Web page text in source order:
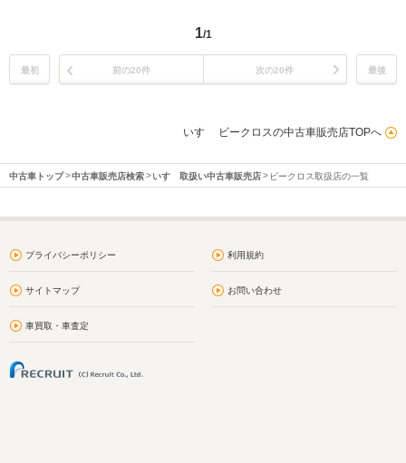
1/1
最初 前の20件 次の20件 最後
いすゞ ビークロスの中古車販売店TOPへ
中古車トップ 中古車販売店検索 いすゞ取扱い中古車販売店 ビークロス取扱店の一覧
プライバシーポリシー 利用規約
サイトマップ お問い合わせ
車買取・車査定